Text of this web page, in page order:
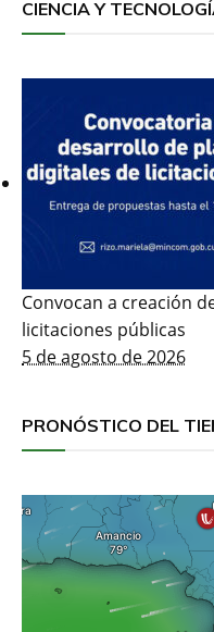
CIENCIA Y
Convocan a creación
licitaciones públicas
5 de agosto de 2026
PRONÓSTICO DEL